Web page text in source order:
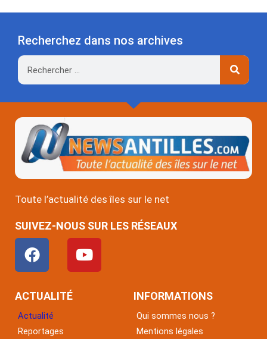
Recherchez dans nos archives
Rechercher
Toute l’actualité des îles sur le net
SUIVEZ-NOUS SUR LES RÉSEAUX
F
a
c
e
o
Y
o
u
ACTUALITÉ
Actualité
Reportages
INFORMATIONS
Qui sommes nous ?
Mentions légales